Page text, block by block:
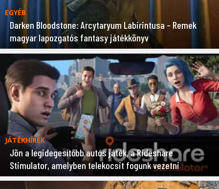
EGYÉB
Darken Bloodstone: Arcytaryum Labirintusa – Remek
magyar lapozgatós fantasy játékkönyv
JÁTÉKHÍREK
Jön a legidegesítőbb autós játék, a Rideshare
Stimulator, amelyben telekocsit fogunk vezetni